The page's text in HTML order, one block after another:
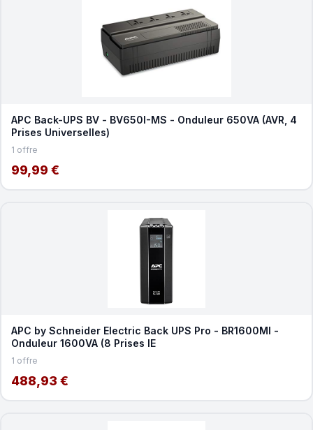
APC Back-UPS BV - BV650I-MS - Onduleur 650VA (AVR, 4
Prises Universelles)
1 offre
99,99 €
APC by Schneider Electric Back UPS Pro - BR1600MI -
Onduleur 1600VA (8 Prises IE
1 offre
488,93 €